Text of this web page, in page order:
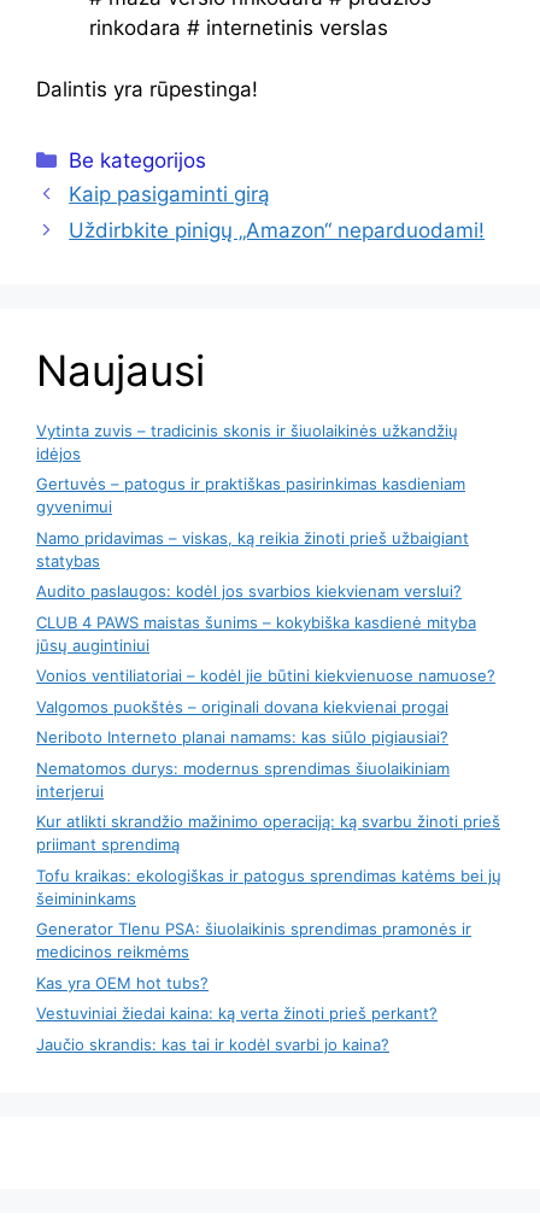
Dalintis yra rūpestinga!
Kategorijos
Be kategorijos
Kaip pasigaminti girą
Uždirbkite pinigų „Amazon“ neparduodami!
Naujausi
Vytinta zuvis – tradicinis skonis ir šiuolaikinės užkandžių
idėjos
Gertuvės – patogus ir praktiškas pasirinkimas kasdieniam
gyvenimui
Namo pridavimas – viskas, ką reikia žinoti prieš užbaigiant
statybas
Audito paslaugos: kodėl jos svarbios kiekvienam verslui?
CLUB 4 PAWS maistas šunims – kokybiška kasdienė mityba
jūsų augintiniui
Vonios ventiliatoriai – kodėl jie būtini kiekvienuose namuose?
Valgomos puokštės – originali dovana kiekvienai progai
Neriboto Interneto planai namams: kas siūlo pigiausiai?
Nematomos durys: modernus sprendimas šiuolaikiniam
interjerui
Kur atlikti skrandžio mažinimo operaciją: ką svarbu žinoti prieš
priimant sprendimą
Tofu kraikas: ekologiškas ir patogus sprendimas katėms bei jų
šeimininkams
Generator Tlenu PSA: šiuolaikinis sprendimas pramonės ir
medicinos reikmėms
Kas yra OEM hot tubs?
Vestuviniai žiedai kaina: ką verta žinoti prieš perkant?
Jaučio skrandis: kas tai ir kodėl svarbi jo kaina?